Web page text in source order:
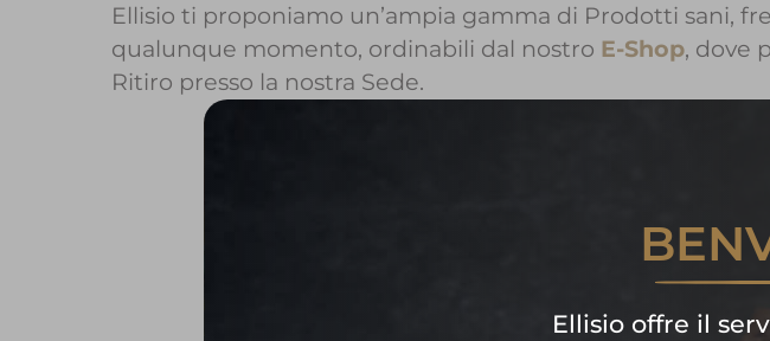
Ellisio ti proponiamo un’ampia gamma di Prodotti sani,
qualunque momento, ordinabili dal nostro E-Shop, dove
Ritiro presso la nostra Sede.
Per maggiori informazioni
Per iniziare subito la
Ellisio offre il